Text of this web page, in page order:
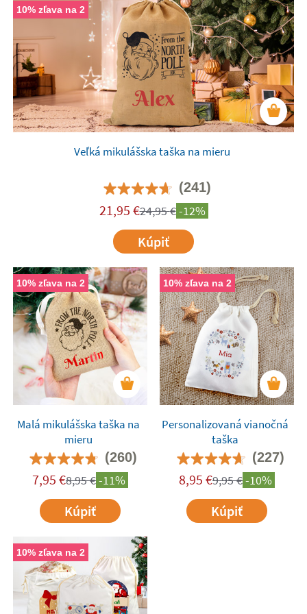
10% zľava na 2
Veľká mikulášska taška na mieru
(241)
21,95 €24,95€-12%
Kúpiť
10% zľava na 2
Malá mikulášska taška na
mieru
(260)
7,95 €8,95€-11%
Kúpiť
10% zľava na 2
Personalizovaná vianočná
taška
(227)
8,95 €9,95€-10%
Kúpiť
10% zľava na 2